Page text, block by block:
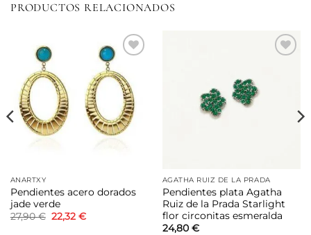
PRODUCTOS RELACIONADOS
a la
lista de
deseos
ANARTXY
Pendientes acero dorados
jade verde
27,90€ El
precio
22,32 €El
AGATHA RUIZ DE LA PRADA
Pendientes plata Agatha
Ruiz de la Prada Starlight
flor circonitas esmeralda
24,80 €